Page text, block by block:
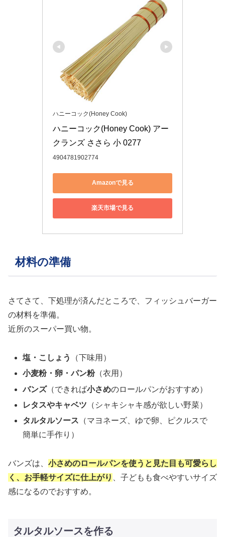
ハニーコック(Honey Cook)
ハニーコック(Honey Cook) アー
クランズ ささら 小 0277
4904781902774
Amazonで見る
楽天市場で見る
材料の準備
さてさて、下処理が済んだところで、フィッシュバーガー
の材料を準備。
近所のスーパー買い物。
塩・こしょう
（下味用）
小麦粉・卵・パン粉（衣用）
バンズ（できれば小さめのロールパンがおすすめ）
レタスやキャベツ （シャキシャキ感が欲しい野菜）
タルタルソース （マヨネーズ、ゆで卵、ピクルスで
簡単に手作り）
バンズは、 小さめのロールパンを使うと見た目も可愛らし
く、お手軽サイズに仕上がり
、子どもも食べやすいサイズ
感になるのでおすすめ。
タルタルソースを作る